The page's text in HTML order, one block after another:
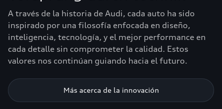
A través de la historia de Audi, cada auto ha sido
inspirado por una filosofía enfocada en diseño,
inteligencia, tecnología, y el mejor performance en
cada detalle sin comprometer la calidad. Estos
valores nos continúan guiando hacia el futuro.
Más acerca de la innovación